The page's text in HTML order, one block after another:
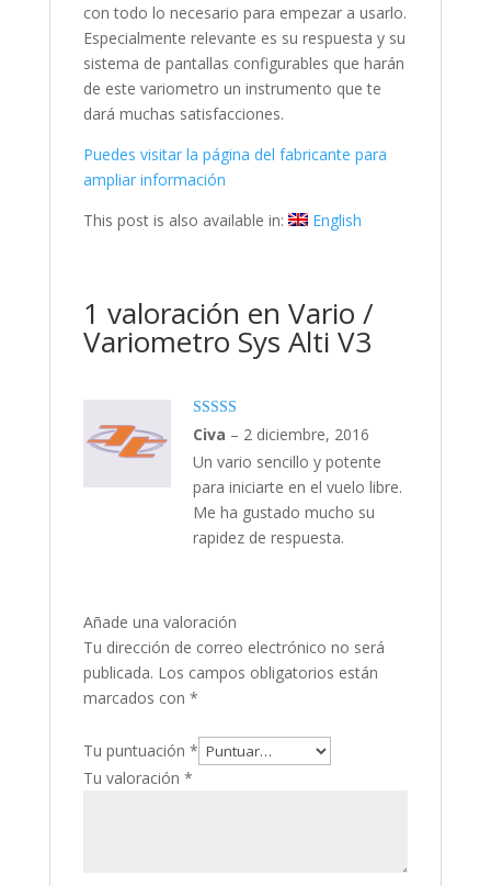
con todo lo necesario para empezar a usarlo.
Especialmente relevante es su respuesta y su
sistema de pantallas configurables que harán
de este variometro un instrumento que te
dará muchas satisfacciones.
Puedes visitar la página del fabricante para
ampliar información
This post is also available in:
English
1 valoración en Vario /
Variometro Sys Alti V3
Valorado
con4 de 5
Civa – 2 diciembre, 2016
Un vario sencillo y potente
para iniciarte en el vuelo libre.
Me ha gustado mucho su
rapidez de respuesta.
Añade una valoración
Tu dirección de correo electrónico no será
publicada. Los campos obligatorios están
marcados con *
Tu puntuación *
Tu valoración *